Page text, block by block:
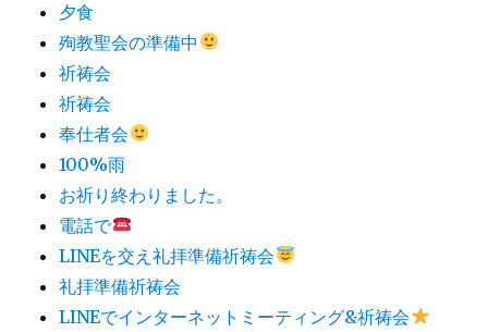
夕食
殉教聖会の準備中
祈祷会
祈祷会
奉仕者会
100%雨
お祈り終わりました。
電話で
LINEを交え礼拝準備祈祷会
礼拝準備祈祷会
LINEでインターネットミーティング&祈祷会